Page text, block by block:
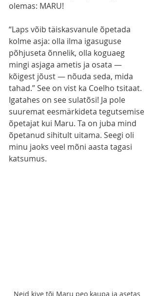
olemas: MARU!
“Laps võib täiskasvanule õpetada
kolme asja: olla ilma igasuguse
põhjuseta õnnelik, olla koguaeg
mingi asjaga ametis ja osata —
kõigest jõust — nõuda seda, mida
tahad.” See on vist ka Coelho tsitaat.
Igatahes on see sulatõsi! Ja pole
suuremat eesmärkideta tegutsemise
õpetajat kui Maru. Ta on juba mind
õpetanud sihitult uitama. Seegi oli
minu jaoks veel mõni aasta tagasi
katsumus.
Neid kive tõi Maru peo kaupa ja asetas